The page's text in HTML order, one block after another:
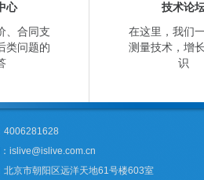
心
、合同支
类问题的
技术论
在这里，我们
测量技术，增
识
4006281628
islive@islive.com.cn
北京市朝阳区远洋天地61号楼603室